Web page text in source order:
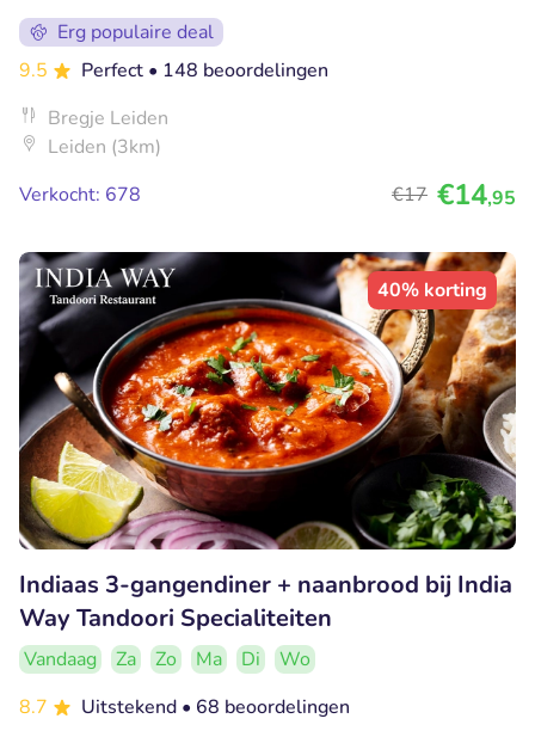
Erg populaire deal
9.5
Perfect • 148 beoordelingen
Bregje Leiden
Leiden (3km)
Verkocht: 678
€17 €14,95
40% korting
Indiaas 3-gangendiner + naanbrood bij India
Way Tandoori Specialiteiten
Vandaag Za Zo Ma Di
Wo
8.7
Uitstekend • 68 beoordelingen